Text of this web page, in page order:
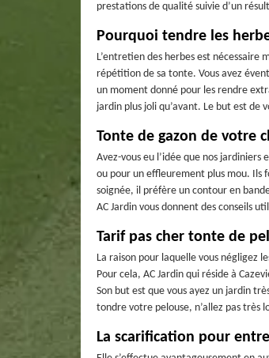
prestations de qualité suivie d’un
Pourquoi tendre les
L’entretien des herbes est nécessaire
répétition de sa tonte. Vous avez
un moment donné pour les rendre
jardin plus joli qu’avant. Le but est de
Tonte de gazon de votre
Avez-vous eu l’idée que nos
ou pour un effleurement plus mou. Ils
soignée, il préfère un contour en
AC Jardin vous donnent des conseils
Tarif pas cher tonte de
La raison pour laquelle vous négligez
Pour cela, AC Jardin qui réside à
Son but est que vous ayez un jardin
tondre votre pelouse, n’allez pas très
La scarification pour